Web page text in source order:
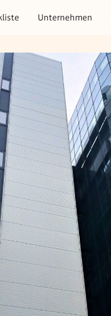
Unternehmen